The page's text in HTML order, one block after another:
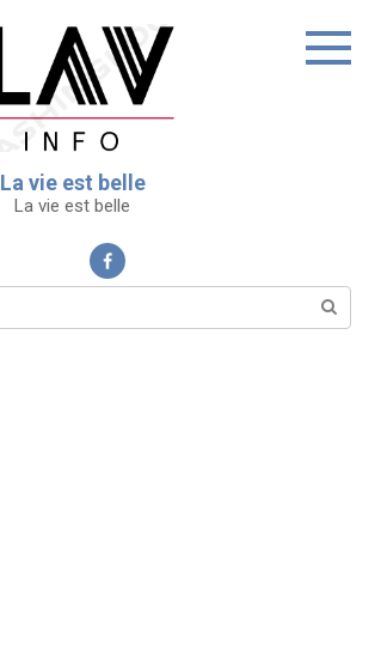
La vie est belle
La vie est belle